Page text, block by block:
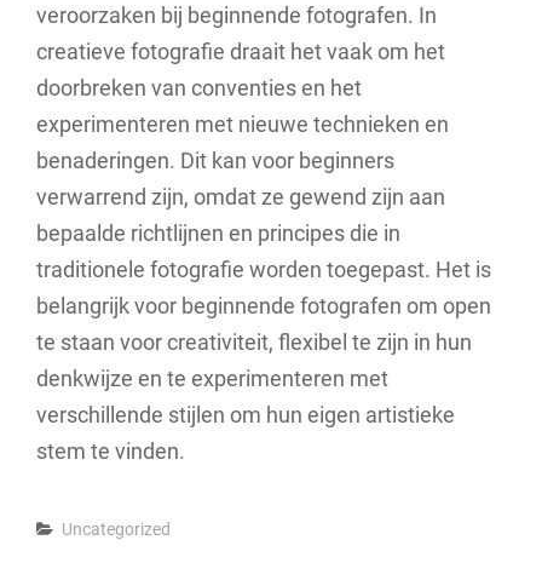
veroorzaken bij beginnende fotografen. In
creatieve fotografie draait het vaak om het
doorbreken van conventies en het
experimenteren met nieuwe technieken en
benaderingen. Dit kan voor beginners
verwarrend zijn, omdat ze gewend zijn aan
bepaalde richtlijnen en principes die in
traditionele fotografie worden toegepast. Het is
belangrijk voor beginnende fotografen om open
te staan voor creativiteit, flexibel te zijn in hun
denkwijze en te experimenteren met
verschillende stijlen om hun eigen artistieke
stem te vinden.
Categories
Uncategorized